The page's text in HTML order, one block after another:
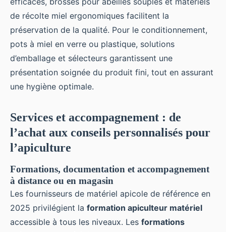
de récolte miel ergonomiques facilitent la
préservation de la qualité. Pour le conditionnement,
pots à miel en verre ou plastique, solutions
d’emballage et sélecteurs garantissent une
présentation soignée du produit fini, tout en assurant
une hygiène optimale.
Services et accompagnement : de
l’achat aux conseils personnalisés pour
l’apiculture
Formations, documentation et accompagnement
à distance ou en magasin
Les fournisseurs de matériel apicole de référence en
2025 privilégient la formation apiculteur matériel
accessible à tous les niveaux. Les formations